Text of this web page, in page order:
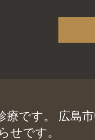
療です。 広島
せです。